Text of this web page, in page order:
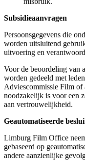
Subsidieaanvragen
Persoonsgegevens die
worden uitsluitend
uitvoering en
Voor de beoordeling van
worden gedeeld met
Adviescommissie Film of
noodzakelijk is voor een
aan vertrouwelijkheid.
Geautomatiseerde
Limburg Film Office
gebaseerd op
andere aanzienlijke